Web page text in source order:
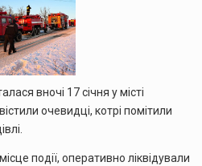
вночі 17 січня у місті
очевидці, котрі помітили
події, оперативно ліквідували